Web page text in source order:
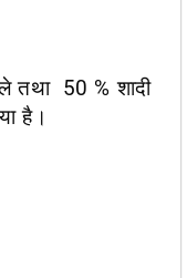
तथा 50 % शादी
है।